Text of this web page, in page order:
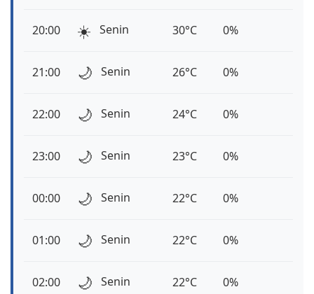
20:00 ☀️ Senin 30°C 0%
21:00 🌙 Senin 26°C 0%
22:00 🌙 Senin 24°C 0%
23:00 🌙 Senin 23°C 0%
00:00 🌙 Senin 22°C 0%
01:00 🌙 Senin 22°C 0%
02:00 🌙 Senin 22°C 0%